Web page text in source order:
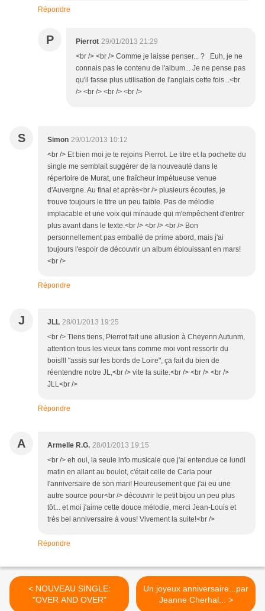
Répondre
P Pierrot 29/01/2013 21:29
<br /> <br /> Comme je laisse penser... ? Euh, je ne
connais pas le contenu de l'album... Je ne pense pas
qu'il fasse plus utilisation de l'anglais cette fois...<br
/> <br /> <br /> <br />
S Simon 29/01/2013 10:12
<br /> Et bien moi je te rejoins Pierrot. Le titre et la pochette du
single me semblait suggérer de la nouveauté dans le
répertoire de Murat, une fraîcheur impétueuse venue
d'Auvergne. Au final et après<br /> plusieurs écoutes, je
trouve toujours le titre un peu faible. Pas de mélodie
implacable et une voix qui minaude qui m'empêchent d'entrer
plus avant dans le texte.<br /> <br /> <br /> Bon
personnellement pas emballé de prime abord, mais j'ai
toujours l'espoir de découvrir un album éblouissant en mars!
<br />
Répondre
J JLL 28/01/2013 19:25
<br /> Tiens tiens, Pierrot fait une allusion à Cheyenn Autunm,
attention tous les vieux fans comme moi vont ressortir du
bois!!! "assis sur les bords de Loire", ça fait du bien de
réentendre notre JL,<br /> vite la suite.<br /> <br /> <br />
JLL<br />
Répondre
A Armelle R.G. 28/01/2013 19:15
<br /> eh oui, la seule info musicale que j'ai entendue ce lundi
matin en allant au boulot, c'était celle de Carla pour
l'anniversaire de son mari! Heureusement que j'ai eu une
autre source pour<br /> découvrir le petit bijou un peu plus
tôt... et moi j'aime cette douce mélodie, merci Jean-Louis et
très bel anniversaire à vous! Vivement la suite!<br />
Répondre
< NOUVEAU SINGLE:
"OVER AND OVER"
Un joyeux anniversaire...par
Jeanne Cherhal... >